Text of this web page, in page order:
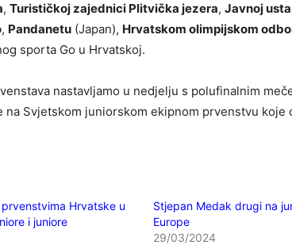
, Turističkoj zajednici Plitvička jezera, Javnoj
, Pandanetu (Japan), Hrvatskom olimpijskom
sporta Go u Hrvatskoj.
nastavljamo u nedjelju s polufinalnim
na Svjetskom juniorskom ekipnom prvenstvu
Hrvatske u
i juniore
Stjepan Medak drugi na
Europe
29/03/2024